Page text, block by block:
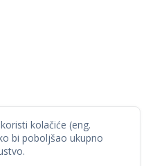
kolačiće (eng.
bi poboljšao ukupno